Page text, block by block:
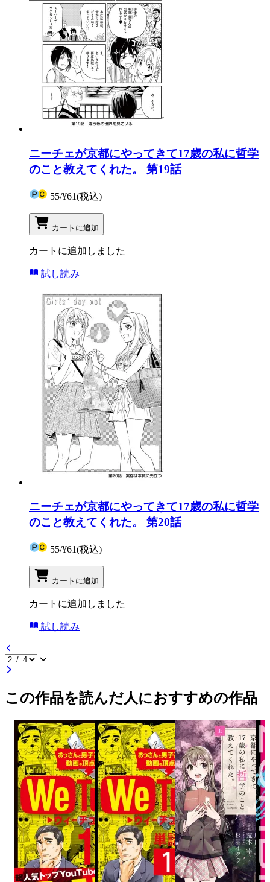
ニーチェが京都にやってきて17歳の私に哲学
のこと教えてくれた。 第19話
55/¥61(税込)
カートに追加
カートに追加しました
試し読み
ニーチェが京都にやってきて17歳の私に哲学
のこと教えてくれた。 第20話
55/¥61(税込)
カートに追加
カートに追加しました
試し読み
この作品を読んだ人におすすめの作品